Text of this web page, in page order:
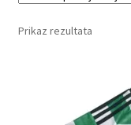
Moj račun
Zaključek nakupa
Prikaz rezultata